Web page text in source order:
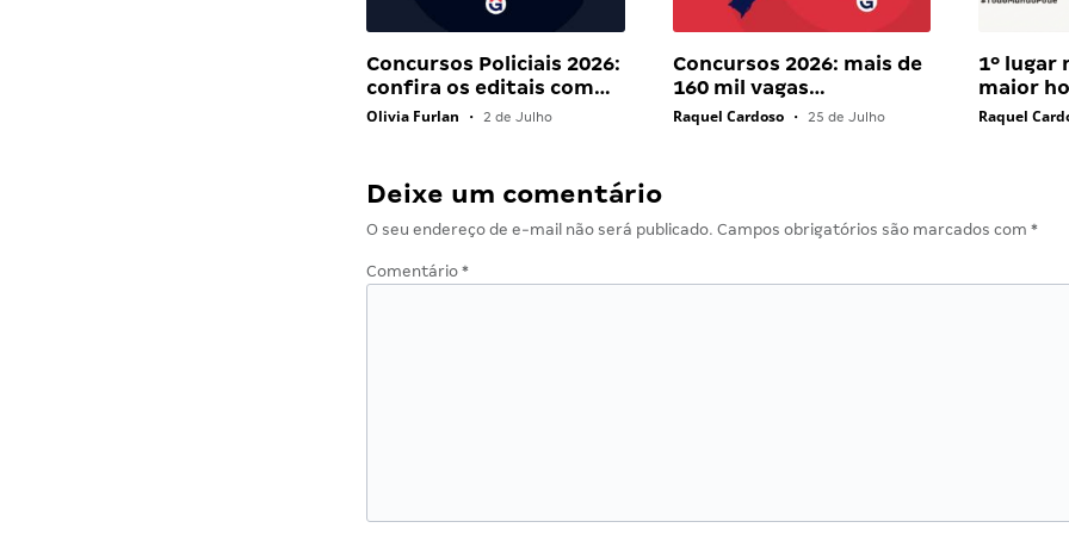
Concursos Policiais 2026:
confira os editais com…
Olivia Furlan • 2 de Julho
Concursos 2026: mais de
160 mil vagas…
Raquel Cardoso • 25 de Julho
1º lugar
maior
Raquel
Deixe um comentário
O seu endereço de e-mail não será publicado. Campos obrigatórios são marcados com *
Comentário *